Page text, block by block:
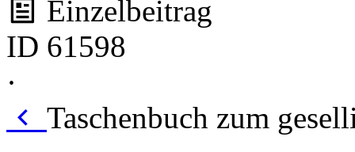
Einzelbeitrag
ID 61598
·
Taschenbuch zum